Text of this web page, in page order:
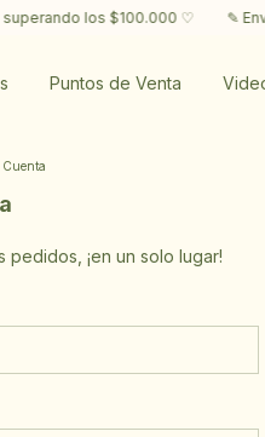
los $100.000 ♡ ✎
Puntos de Venta
Cuenta
¡en un solo lugar!